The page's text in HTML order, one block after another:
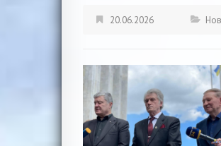
20.06.2026